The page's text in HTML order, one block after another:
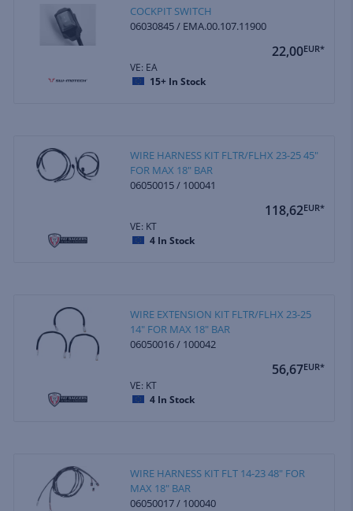
COCKPIT SWITCH
06030845 / EMA.00.107.11900
22,00EUR*
VE: EA
15+ In Stock
WIRE HARNESS KIT FLTR/FLHX 23-25 45"
FOR MAX 18" BAR
06050015 / 100041
118,62EUR*
VE: KT
4 In Stock
WIRE EXTENSION KIT FLTR/FLHX 23-25
14" FOR MAX 18" BAR
06050016 / 100042
56,67EUR*
VE: KT
4 In Stock
WIRE HARNESS KIT FLT 14-23 48" FOR
MAX 18" BAR
06050017 / 100040